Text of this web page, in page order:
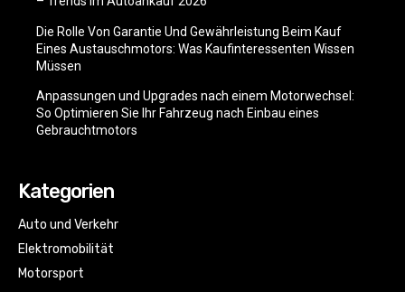
Die Rolle Von Garantie Und Gewährleistung Beim Kauf
Eines Austauschmotors: Was Kaufinteressenten Wissen
Müssen
Anpassungen und Upgrades nach einem Motorwechsel:
So Optimieren Sie Ihr Fahrzeug nach Einbau eines
Gebrauchtmotors
Kategorien
Auto und Verkehr
Elektromobilität
Motorsport